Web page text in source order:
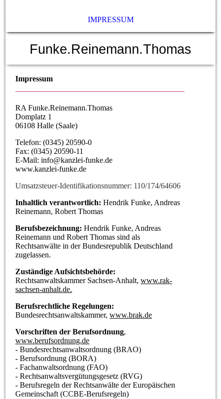
IMPRESSUM
Funke.Reinemann.Thomas
Impressum
RA Funke.Reinemann.Thomas
Domplatz 1
06108 Halle (Saale)
Telefon: (0345) 20590-0
Fax: (0345) 20590-11
E-Mail: info@kanzlei-funke.de
www.kanzlei-funke.de
Umsatzsteuer-Identifikationsnummer: 110/174/64606
Inhaltlich verantwortlich: Hendrik Funke, Andreas
Reinemann, Robert Thomas
Berufsbezeichnung:Hendrik Funke, Andreas
Reinemann und Robert Thomas sind als
Rechtsanwälte in der Bundesrepublik Deutschland
zugelassen.
Zuständige Aufsichtsbehörde:
Rechtsanwaltskammer Sachsen-Anhalt,www.rak-
sachsen-anhalt.de.
Berufsrechtliche Regelungen:
Bundesrechtsanwaltskammer,www.brak.de
Vorschriften der Berufsordnung,
www.berufsordnung.de
- Bundesrechtsanwaltsordnung (BRAO)
- Berufsordnung (BORA)
- Fachanwaltsordnung (FAO)
- Rechtsanwaltsvergütungsgesetz (RVG)
- Berufsregeln der Rechtsanwälte der Europäischen
Gemeinschaft (CCBE-Berufsregeln)